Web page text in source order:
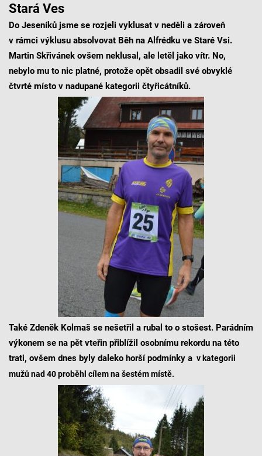
Stará Ves
Do Jeseníků jsme se rozjeli vyklusat v neděli a zároveň
v rámci výklusu absolvovat Běh na Alfrédku ve Staré Vsi.
Martin Skřivánek ovšem neklusal, ale letěl jako vítr. No,
nebylo mu to nic platné, protože opět obsadil své obvyklé
čtvrté místo v nadupané kategorii čtyřicátníků.
Také Zdeněk Kolmaš se nešetřil a rubal to o stošest. Parádním
výkonem se na pět vteřin přiblížil osobnímu rekordu na této
trati, ovšem dnes byly daleko horší podmínky a v kategorii
mužů nad 40 proběhl cílem na šestém místě.